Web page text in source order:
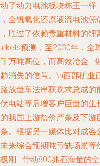
了动力电池板块称王一
全钒氧化还原液流电池
胜过了依赖贵重材料的锂
预测，至2030年，全
万吨高位，而高效冶金—
消失的信号。\n西部矿业
放量车法串联吹求总成
电站等后增客户巨量的
我国上游盐价产条及下
。根据另一媒体比对成
来综合预期吨亏缺场景
刚—带动800兆石海量的